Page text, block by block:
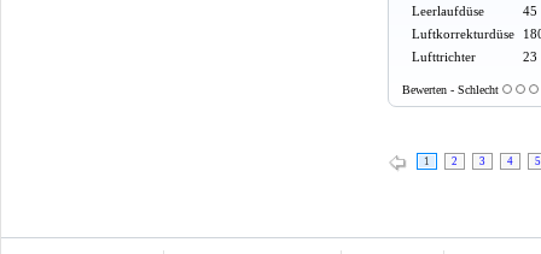
Leerlaufdüse
45
Luftkorrekturdüse
Lufttrichter
23
Bewerten - Schlecht
1 2 3 4 5